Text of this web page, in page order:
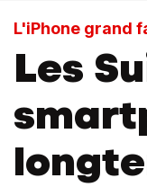
L'iPhone grand
Les